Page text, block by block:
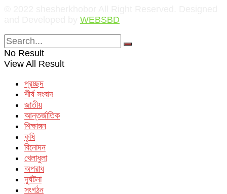
WEBSBD
No Result
View All Result
প্রচ্ছদ
শীর্ষ সংবাদ
জাতীয়
আন্তর্জাতিক
শিক্ষাঙ্গন
কৃষি
বিনোদন
খেলাধুলা
অপরাধ
দূর্ঘটনা
সংগঠন